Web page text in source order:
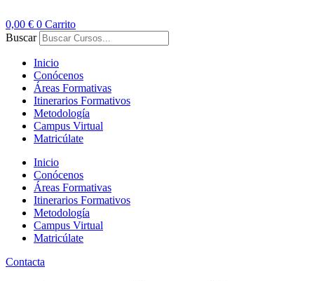
al
contenido
0,00 € 0 Carrito
Buscar
Inicio
Conócenos
Áreas Formativas
Itinerarios Formativos
Metodología
Campus Virtual
Matricúlate
Inicio
Conócenos
Áreas Formativas
Itinerarios Formativos
Metodología
Campus Virtual
Matricúlate
Contacta